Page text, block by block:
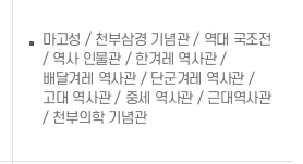
마고성 / 천부삼경 기념관 / 역대 국조전
/ 역사 인물관 / 한겨레 역사관 /
배달겨레 역사관 / 단군겨레 역사관 /
고대 역사관 / 중세 역사관 / 근대역사관
/ 천부의학 기념관